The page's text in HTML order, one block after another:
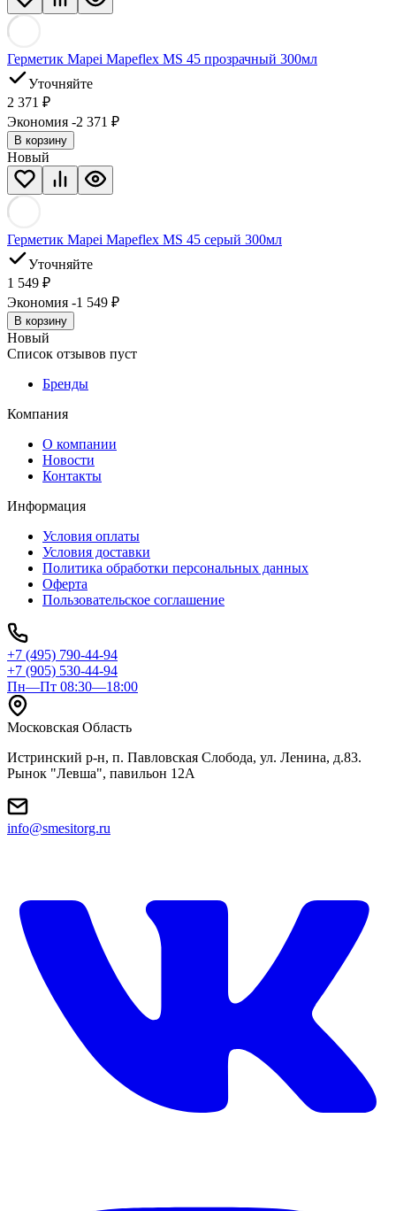
Герметик Mapei Mapeflex MS 45 прозрачный 300мл
Уточняйте
2 371 ₽
Экономия -2 371 ₽
В корзину
Новый
Герметик Mapei Mapeflex MS 45 серый 300мл
Уточняйте
1 549 ₽
Экономия -1 549 ₽
В корзину
Новый
Список отзывов пуст
Бренды
Компания
О компании
Новости
Контакты
Информация
Условия оплаты
Условия доставки
Политика обработки персональных данных
Оферта
Пользовательское соглашение
+7 (495) 790-44-94
+7 (905) 530-44-94
Пн—Пт 08:30—18:00
Московская Область
Истринский р-н, п. Павловская Слобода, ул. Ленина, д.83.
Рынок "Левша", павильон 12A
info@smesitorg.ru